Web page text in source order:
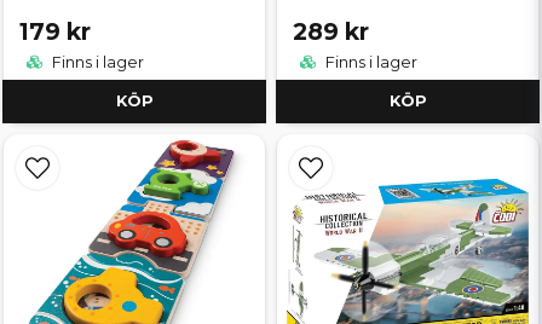
179 kr
Finns i lager
KÖP
289 kr
Finns i lager
KÖP